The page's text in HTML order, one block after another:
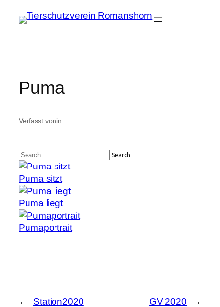
Inhalt
Puma
Verfasst vonin
Search
Puma sitzt
Puma liegt
Pumaportrait
← Station2020 GV 2020 →